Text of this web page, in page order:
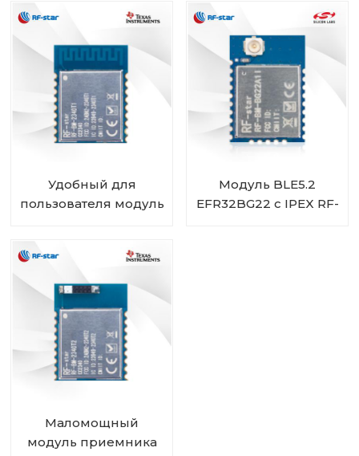
Удобный для
пользователя модуль
энергопотреблением
ZigBee 3.0 RF-BM-
2340T1
Модуль BLE5.2
EFR32BG22 с IPEX RF-
Маломощный
модуль приемника